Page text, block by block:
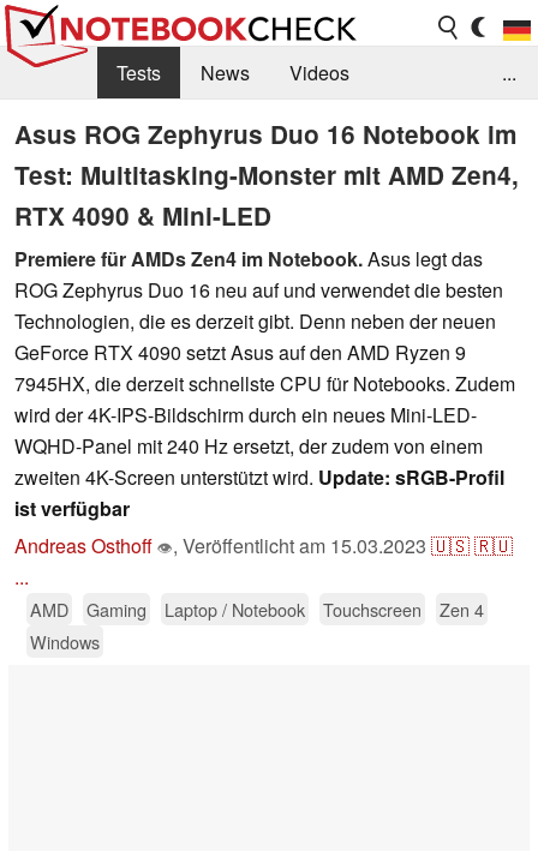
Tests News
Videos
Benchmarks & Tech
Externe Tests
Kaufberatung
Deals Suche
Jobs
Forum
...
Asus ROG Zephyrus Duo 16 Notebook im
Test: Multitasking-Monster mit AMD Zen4,
RTX 4090 & Mini-LED
Premiere für AMDs Zen4 im Notebook.Asus legt das
ROG Zephyrus Duo 16 neu auf und verwendet die besten
Technologien, die es derzeit gibt. Denn neben der neuen
GeForce RTX 4090 setzt Asus auf den AMD Ryzen 9
7945HX, die derzeit schnellste CPU für Notebooks. Zudem
wird der 4K-IPS-Bildschirm durch ein neues Mini-LED-
WQHD-Panel mit 240 Hz ersetzt, der zudem von einem
zweiten 4K-Screen unterstützt wird. Update: sRGB-Profil
ist verfügbar
Andreas Osthoff 👁, Veröffentlicht am 15.03.2023 🇺🇸🇷🇺
...
AMD Gaming Laptop / Notebook Touchscreen
Zen 4
Windows